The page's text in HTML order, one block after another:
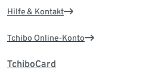
Hilfe & Kontakt
Tchibo Online-Konto
TchiboCard